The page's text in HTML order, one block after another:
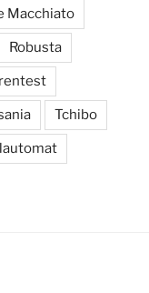
Macchiato
Robusta
Tchibo